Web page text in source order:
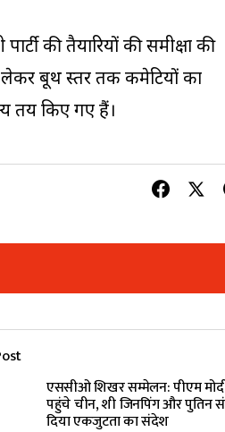
की तैयारियों की समीक्षा की
लेकर बूथ स्तर तक कमेटियों का
तय किए गए हैं।
एससीओ शिखर सम्मेलन: पीएम
पहुंचे चीन, शी जिनपिंग और पुतिन
दिया एकजुटता का संदेश